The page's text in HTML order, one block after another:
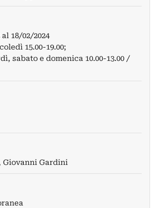
al 18/02/2024
15.00-19.00;
sabato e domenica 10.00-13.00 /
Giovanni Gardini